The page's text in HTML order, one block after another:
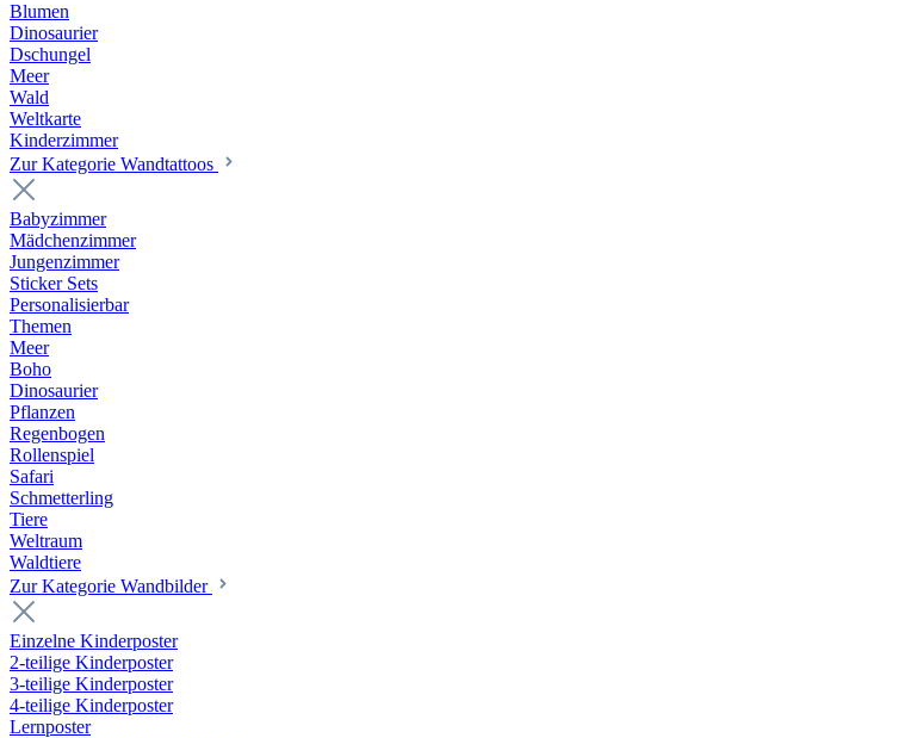
Blumen
Dinosaurier
Dschungel
Meer
Wald
Weltkarte
Kinderzimmer
Zur Kategorie Wandtattoos
Babyzimmer
Mädchenzimmer
Jungenzimmer
Sticker Sets
Personalisierbar
Themen
Meer
Boho
Dinosaurier
Pflanzen
Regenbogen
Rollenspiel
Safari
Schmetterling
Tiere
Weltraum
Waldtiere
Zur Kategorie Wandbilder
Einzelne Kinderposter
2-teilige Kinderposter
3-teilige Kinderposter
4-teilige Kinderposter
Lernposter